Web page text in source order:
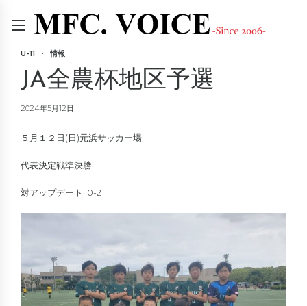
U-11 情報
JA全農杯地区予選
2024年5月12日
５月１２日(日)元浜サッカー場
代表決定戦準決勝
対アップデート 0-2